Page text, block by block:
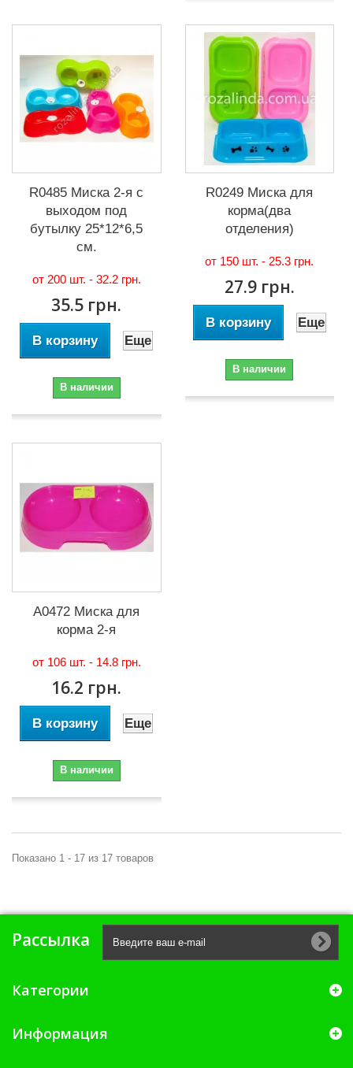
R0485 Миска 2-я с
выходом под
бутылку 25*12*6,5
см.
от 200 шт. - 32.2 грн.
35.5 грн.
В корзину Еще
В наличии
R0249 Миска для
корма(два
отделения)
от 150 шт. - 25.3 грн.
27.9 грн.
В корзину Еще
В наличии
А0472 Миска для
корма 2-я
от 106 шт. - 14.8 грн.
16.2 грн.
В корзину Еще
В наличии
Показано 1 - 17 из 17 товаров
Рассылка
Категории
Информация